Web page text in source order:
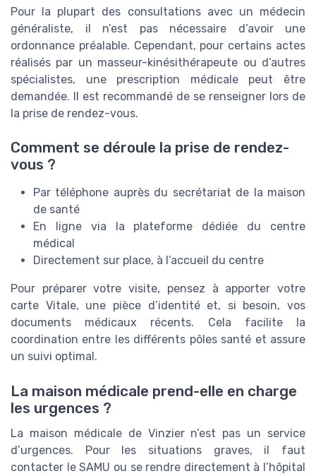
Pour la plupart des consultations avec un médecin
généraliste, il n’est pas nécessaire d’avoir une
ordonnance préalable. Cependant, pour certains actes
réalisés par un masseur-kinésithérapeute ou d’autres
spécialistes, une prescription médicale peut être
demandée. Il est recommandé de se renseigner lors de
la prise de rendez-vous.
Comment se déroule la prise de rendez-
vous ?
Par téléphone auprès du secrétariat de la maison
de santé
En ligne via la plateforme dédiée du centre
médical
Directement sur place, à l’accueil du centre
Pour préparer votre visite, pensez à apporter votre
carte Vitale, une pièce d’identité et, si besoin, vos
documents médicaux récents. Cela facilite la
coordination entre les différents pôles santé et assure
un suivi optimal.
La maison médicale prend-elle en charge
les urgences ?
La maison médicale de Vinzier n’est pas un service
d’urgences. Pour les situations graves, il faut
contacter le SAMU ou se rendre directement à l’hôpital